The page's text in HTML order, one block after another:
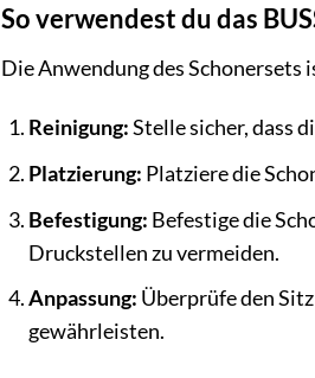
So verwendest du das
Die Anwendung des Schonersets
Reinigung:Stelle sicher, dass
Platzierung: Platziere die
Befestigung: Befestige die
Druckstellen zu vermeiden.
Anpassung: Überprüfe den
gewährleisten.